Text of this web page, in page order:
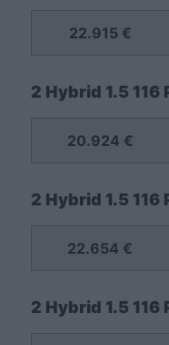
22.915 €
2 Hybrid 1.5 116
20.924 €
2 Hybrid 1.5 116
22.654 €
2 Hybrid 1.5 116